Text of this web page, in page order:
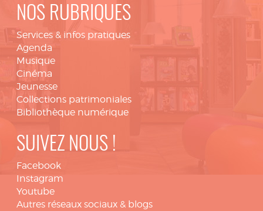
NOS RUBRIQUES
Services & infos pratiques
Agenda
Musique
Cinéma
Jeunesse
Collections patrimoniales
Bibliothèque numérique
SUIVEZ NOUS !
Facebook
Instagram
Youtube
Autres réseaux sociaux & blogs